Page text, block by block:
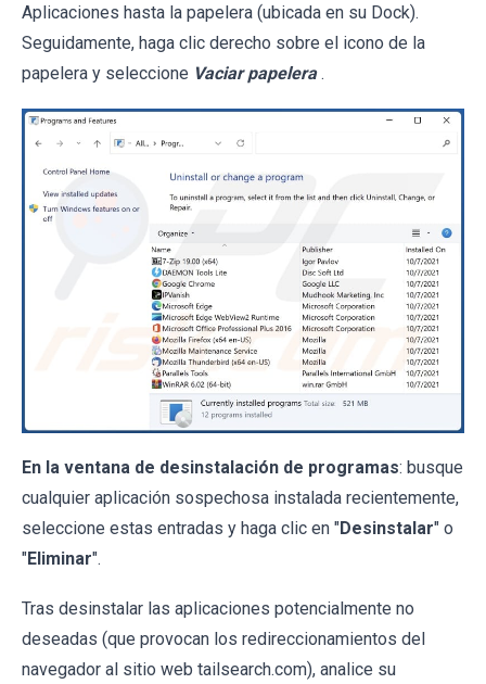
Aplicaciones hasta la papelera (ubicada en su Dock).
Seguidamente, haga clic derecho sobre el icono de la
papelera y seleccione Vaciar papelera .
En la ventana de desinstalación de programas: busque
cualquier aplicación sospechosa instalada recientemente,
seleccione estas entradas y haga clic en "Desinstalar" o
"Eliminar".
Tras desinstalar las aplicaciones potencialmente no
deseadas (que provocan los redireccionamientos del
navegador al sitio web tailsearch.com), analice su